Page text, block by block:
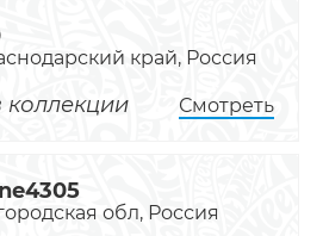
край, Россия
Смотреть
обл, Россия